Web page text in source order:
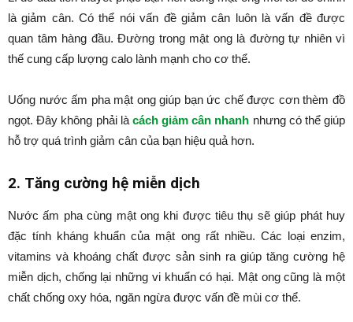
là giảm cân. Có thể nói vấn đề giảm cân luôn là vấn đề được
quan tâm hàng đầu. Đường trong mật ong là đường tự nhiên vì
thế cung cấp lượng calo lành mạnh cho cơ thể.
Uống nước ấm pha mật ong giúp bạn ức chế được cơn thèm đồ
ngọt. Đây không phải là cách giảm cân nhanh nhưng có thể giúp
hỗ trợ quá trình giảm cân của bạn hiệu quả hơn.
2. Tăng cường hệ miễn dịch
Nước ấm pha cùng mật ong khi được tiêu thụ sẽ giúp phát huy
đặc tính kháng khuẩn của mật ong rất nhiều. Các loại enzim,
vitamins và khoáng chất được sản sinh ra giúp tăng cường hệ
miễn dịch, chống lại những vi khuẩn có hại. Mật ong cũng là một
chất chống oxy hóa, ngăn ngừa được vấn đề mùi cơ thể.